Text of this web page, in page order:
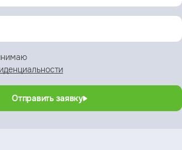
Отправить заявку